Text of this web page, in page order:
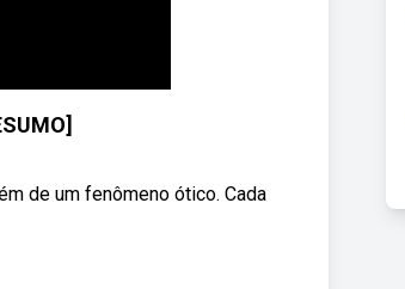
de um fenômeno ótico. Cada